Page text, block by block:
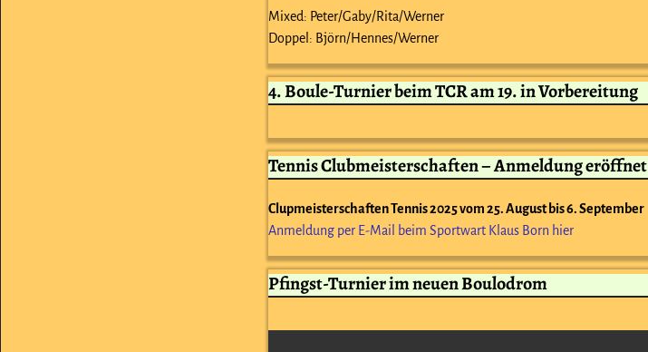
Mixed: Peter/Gaby/Rita/Werner
Doppel: Björn/Hennes/Werner
4. Boule-Turnier beim TCR am 19. in Vorbereitung
Tennis Clubmeisterschaften – Anmeldung eröffnet
Clupmeisterschaften Tennis 2025 vom 25. August bis 6. September
Anmeldung per E-Mail beim Sportwart Klaus Born hier
Pfingst-Turnier im neuen Boulodrom